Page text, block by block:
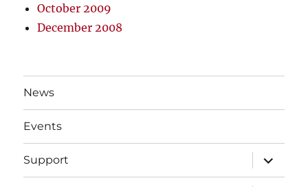
October 2009
December 2008
News
Events
Support
expand
child
menu